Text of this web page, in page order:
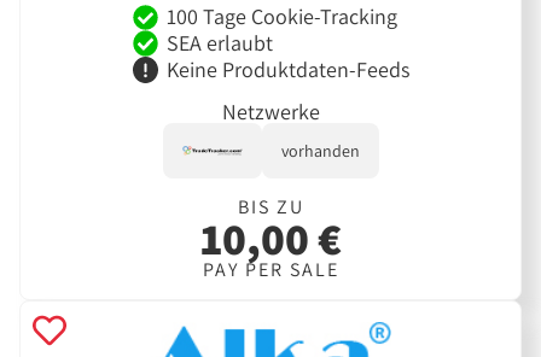
100 Tage Cookie-Tracking
SEA erlaubt
Keine Produktdaten-Feeds
Netzwerke
vorhanden
BIS ZU
10,00 €
PAY PER SALE